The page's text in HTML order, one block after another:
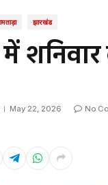
झारखंड
में
May 22, 2026 No